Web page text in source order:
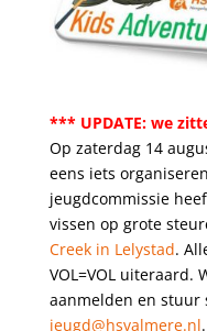
*** UPDATE: we
Op zaterdag 14
eens iets
jeugdcommissie
vissen op grote
Creek in Lelystad.
VOL=VOL uiteraard.
aanmelden en stuur
jeugd@hsvalmere.nl